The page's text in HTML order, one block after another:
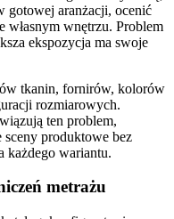
gotowej aranżacji, ocenić
wnętrzu. Problem
ekspozycja ma swoje
tkanin, fornirów, kolorów
rozmiarowych.
ten problem,
produktowe bez
każdego wariantu.
metrażu